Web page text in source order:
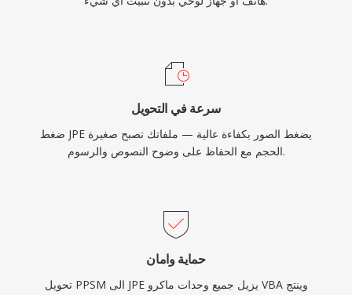
سرعة في التحويل
ضغط JPE يضغط الصور بكفاءة عالية — ملفاتك تصبح صغيرة
الحجم مع الحفاظ على وضوح النصوص والرسوم.
حماية وامان
تحويل PPSM الى JPE يزيل جميع وحدات ماكرو VBA وينتج